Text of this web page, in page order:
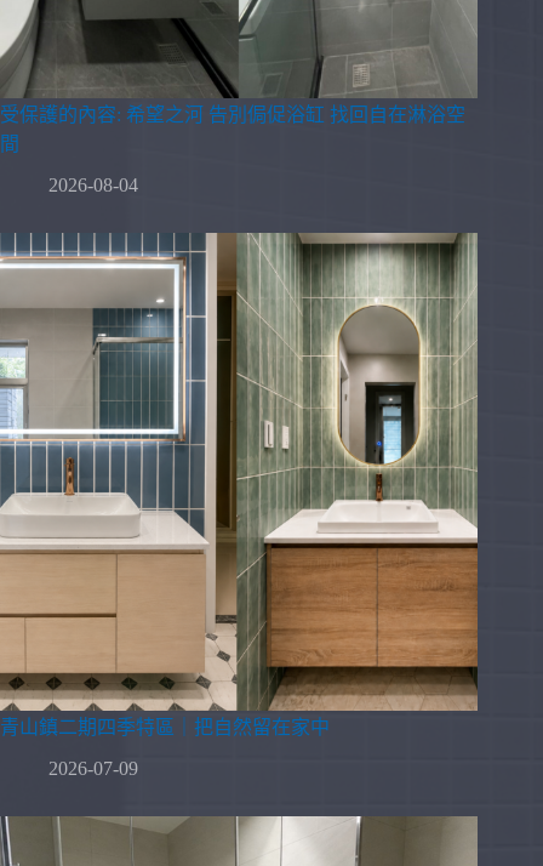
受保護的內容: 希望之河 告別侷促浴缸 找回自在淋浴空
間
2026-08-04
青山鎮二期四季特區｜把自然留在家中
2026-07-09